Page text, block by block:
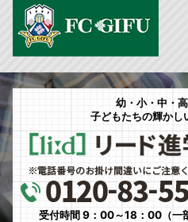
幼・小・中・
子どもたちの輝かし
受付時間 9：00～18：00（一